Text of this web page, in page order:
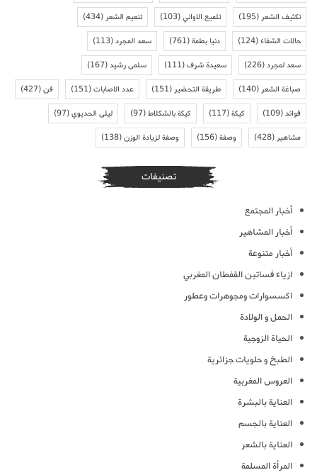
تكثيف الشعر(195) تلميع الاواني(103) تنعيم الشعر(434)
حالات الشفاء(124) دنيا بطمة(761) سعد المجرد(113)
سعد لمجرد(226) سعيدة شرف(111) سلمى رشيد(167)
صباغة الشعر(140) طريقة التحضير(151) عدد الاصابات(151) فن(427)
فوائد(109) كيكة(117) كيكة بالشكلاط(97) ليلى الحديوي(97)
مشاهير(428) وصفة(156) وصفة لزيادة الوزن(138)
تصنيفات
أخبار المجتمع
أخبار المشاهير
أخبار متنوعة
ازياء فساتين القفطان المغربي
اكسسوارات ومجوهرات وعطور
الحمل و الولادة
الحياة الزوجية
الطبخ و حلويات جزائرية
العروس المغربية
العناية بالبشرة
العناية بالجسم
العناية بالشعر
المرأة المسلمة